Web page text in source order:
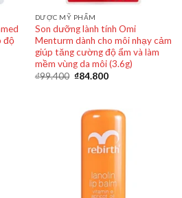
độ
DƯỢC MỸ PHẨM
Son dưỡng lành tính Omi
Menturm dành cho môi nhạy cảm
giúp tăng cường độ ẩm và làm
mềm vùng da môi (3.6g)
₫99.400 ₫84.800